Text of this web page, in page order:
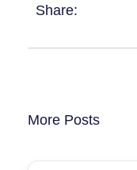
Share:
More Posts